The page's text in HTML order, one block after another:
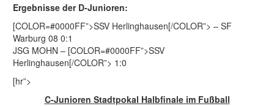
Ergebnisse der D-Junioren:
[COLOR=#0000FF”>SSV Herlinghausen[/COLOR”> – SF
Warburg 08 0:1
JSG MOHN – [COLOR=#0000FF”>SSV
Herlinghausen[/COLOR”> 1:0
[hr”>
C-Junioren Stadtpokal Halbfinale im Fußball